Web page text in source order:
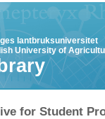
lantbruksuniversitet
University of
for Student